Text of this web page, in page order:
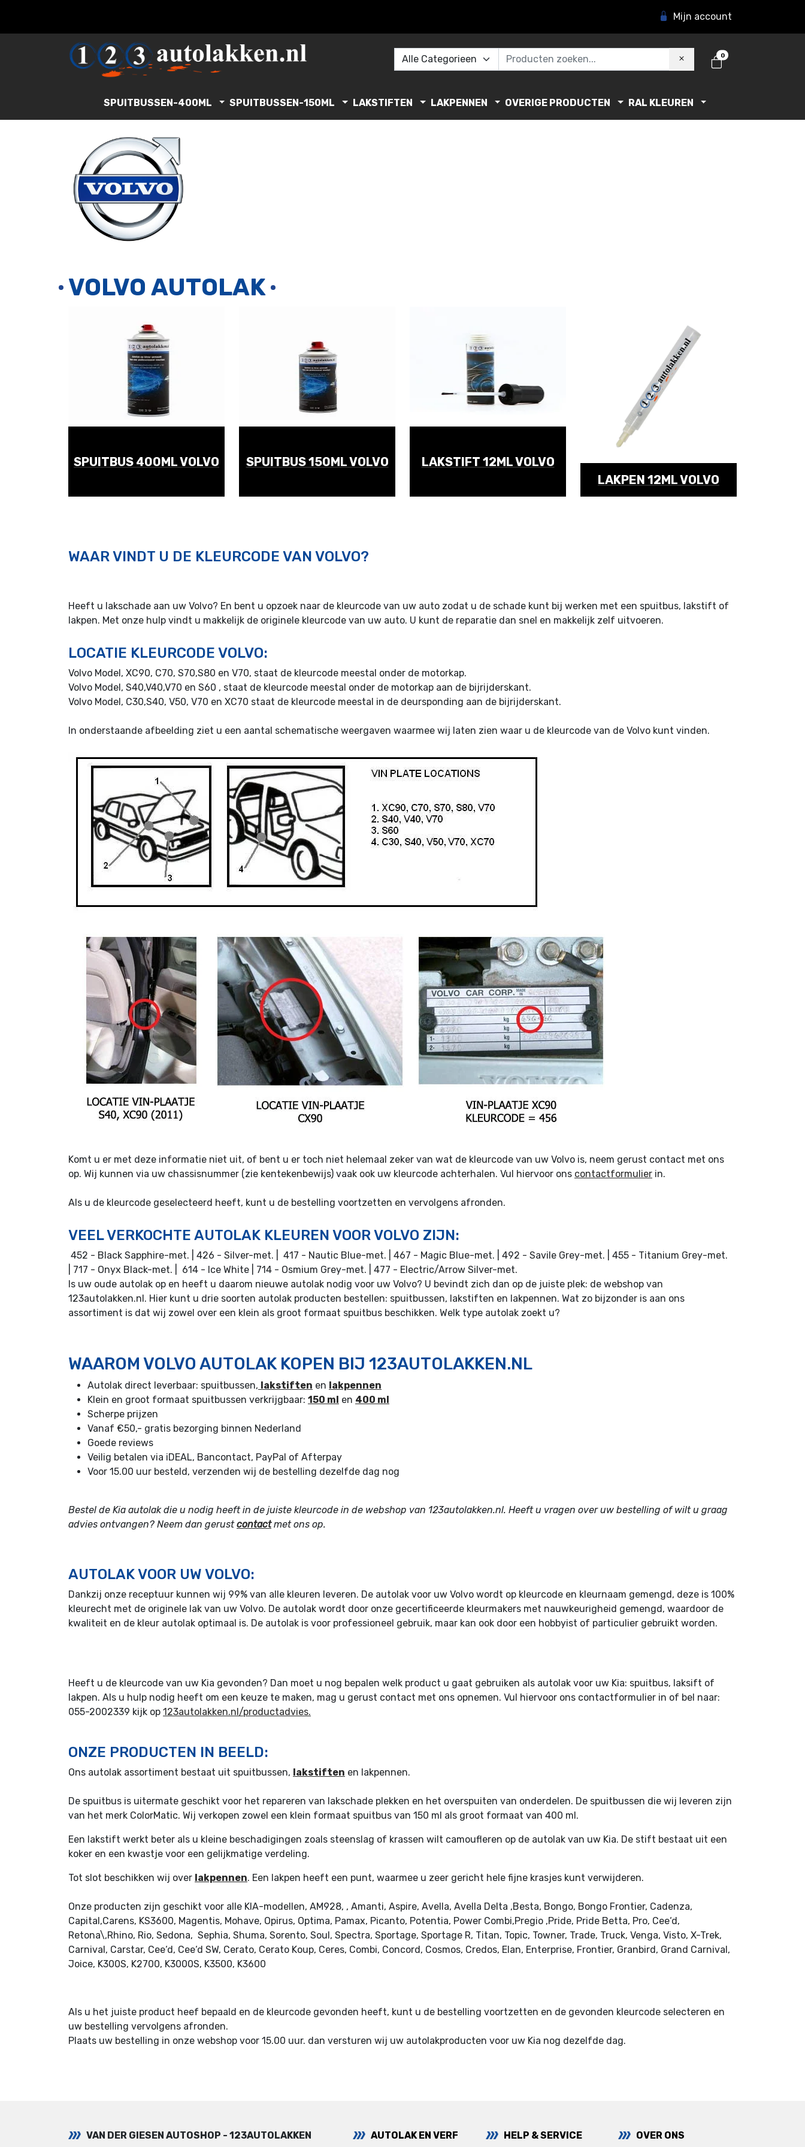
Mijn account
0
SPUITBUSSEN-400ML SPUITBUSSEN-150ML LAKSTIFTEN LAKPENNEN OVERIGE PRODUCTEN RAL KLEUREN
VOLVO AUTOLAK
SPUITBUS 400ML VOLVO SPUITBUS 150ML VOLVO
LAKSTIFT 12ML VOLVO
LAKPEN 12ML VOLVO
WAAR VINDT U DE KLEURCODE VAN VOLVO?
Heeft u lakschade aan uw Volvo? En bent u opzoek naar de kleurcode van uw auto zodat u de schade kunt bij werken met een spuitbus, lakstift of
lakpen. Met onze hulp vindt u makkelijk de originele kleurcode van uw auto. U kunt de reparatie dan snel en makkelijk zelf uitvoeren.
LOCATIE KLEURCODE VOLVO:
Volvo Model, XC90, C70, S70,S80 en V70, staat de kleurcode meestal onder de motorkap.
Volvo Model, S40,V40,V70 en S60 , staat de kleurcode meestal onder de motorkap aan de bijrijderskant.
Volvo Model, C30,S40, V50, V70 en XC70 staat de kleurcode meestal in de deursponding aan de bijrijderskant.
In onderstaande afbeelding ziet u een aantal schematische weergaven waarmee wij laten zien waar u de kleurcode van de Volvo kunt vinden.
Komt u er met deze informatie niet uit, of bent u er toch niet helemaal zeker van wat de kleurcode van uw Volvo is, neem gerust contact met ons
op. Wij kunnen via uw chassisnummer (zie kentekenbewijs) vaak ook uw kleurcode achterhalen. Vul hiervoor ons contactformulier in.
Als u de kleurcode geselecteerd heeft, kunt u de bestelling voortzetten en vervolgens afronden.
VEEL VERKOCHTE AUTOLAK KLEUREN VOOR VOLVO ZIJN:
452 - Black Sapphire-met. | 426 - Silver-met. | 417 - Nautic Blue-met. | 467 - Magic Blue-met. | 492 - Savile Grey-met. | 455 - Titanium Grey-met.
| 717 - Onyx Black-met. | 614 - Ice White | 714 - Osmium Grey-met. | 477 - Electric/Arrow Silver-met.
Is uw oude autolak op en heeft u daarom nieuwe autolak nodig voor uw Volvo? U bevindt zich dan op de juiste plek: de webshop van
123autolakken.nl. Hier kunt u drie soorten autolak producten bestellen: spuitbussen, lakstiften en lakpennen. Wat zo bijzonder is aan ons
assortiment is dat wij zowel over een klein als groot formaat spuitbus beschikken. Welk type autolak zoekt u?
WAAROM VOLVO AUTOLAK KOPEN BIJ 123AUTOLAKKEN.NL
Autolak direct leverbaar: spuitbussen, lakstiften en lakpennen
Klein en groot formaat spuitbussen verkrijgbaar: 150 ml en 400 ml
Scherpe prijzen
Vanaf €50,- gratis bezorging binnen Nederland
Goede reviews
Veilig betalen via iDEAL, Bancontact, PayPal of Afterpay
Voor 15.00 uur besteld, verzenden wij de bestelling dezelfde dag nog
Bestel de Kia autolak die u nodig heeft in de juiste kleurcode in de webshop van 123autolakken.nl. Heeft u vragen over uw bestelling of wilt u graag
advies ontvangen? Neem dan gerustcontactmet ons op.
AUTOLAK VOOR UW VOLVO:
Dankzij onze receptuur kunnen wij 99% van alle kleuren leveren. De autolak voor uw Volvo wordt op kleurcode en kleurnaam gemengd, deze is 100%
kleurecht met de originele lak van uw Volvo. De autolak wordt door onze gecertificeerde kleurmakers met nauwkeurigheid gemengd, waardoor de
kwaliteit en de kleur autolak optimaal is. De autolak is voor professioneel gebruik, maar kan ook door een hobbyist of particulier gebruikt worden.
Heeft u de kleurcode van uw Kia gevonden? Dan moet u nog bepalen welk product u gaat gebruiken als autolak voor uw Kia: spuitbus, laksift of
lakpen. Als u hulp nodig heeft om een keuze te maken, mag u gerust contact met ons opnemen. Vul hiervoor ons contactformulier in of bel naar:
055-2002339 kijk op 123autolakken.nl/productadvies.
ONZE PRODUCTEN IN BEELD:
Ons autolak assortiment bestaat uit spuitbussen, lakstiften en lakpennen.
De spuitbus is uitermate geschikt voor het repareren van lakschade plekken en het overspuiten van onderdelen. De spuitbussen die wij leveren zijn
van het merk ColorMatic. Wij verkopen zowel een klein formaat spuitbus van 150 ml als groot formaat van 400 ml.
Een lakstift werkt beter als u kleine beschadigingen zoals steenslag of krassen wilt camoufleren op de autolak van uw Kia. De stift bestaat uit een
koker en een kwastje voor een gelijkmatige verdeling.
Tot slot beschikken wij over lakpennen. Een lakpen heeft een punt, waarmee u zeer gericht hele fijne krasjes kunt verwijderen.
Onze producten zijn geschikt voor alle KIA-modellen, AM928, , Amanti, Aspire, Avella, Avella Delta ,Besta, Bongo, Bongo Frontier, Cadenza,
Capital,Carens, KS3600, Magentis, Mohave, Opirus, Optima, Pamax, Picanto, Potentia, Power Combi,Pregio ,Pride, Pride Betta, Pro, Cee‘d,
Retona\,Rhino, Rio, Sedona, Sephia, Shuma, Sorento, Soul, Spectra, Sportage, Sportage R, Titan, Topic, Towner, Trade, Truck, Venga, Visto, X-Trek,
Carnival, Carstar, Cee‘d, Cee‘d SW, Cerato, Cerato Koup, Ceres, Combi, Concord, Cosmos, Credos, Elan, Enterprise, Frontier, Granbird, Grand Carnival,
Joice, K300S, K2700, K3000S, K3500, K3600
Als u het juiste product heef bepaald en de kleurcode gevonden heeft, kunt u de bestelling voortzetten en de gevonden kleurcode selecteren en
uw bestelling vervolgens afronden.
Plaats uw bestelling in onze webshop voor 15.00 uur. dan versturen wij uw autolakproducten voor uw Kia nog dezelfde dag.
VAN DER GIESEN AUTOSHOP - 123AUTOLAKKEN AUTOLAK EN VERF HELP & SERVICE OVER ONS